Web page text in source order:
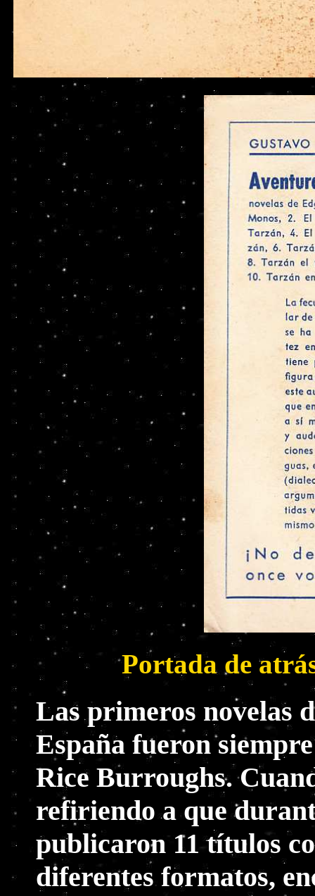
Portada de
Las primeros novelas
España fueron
Rice Burroughs.
refiriendo a que
publicaron 11 títulos
diferentes formatos,